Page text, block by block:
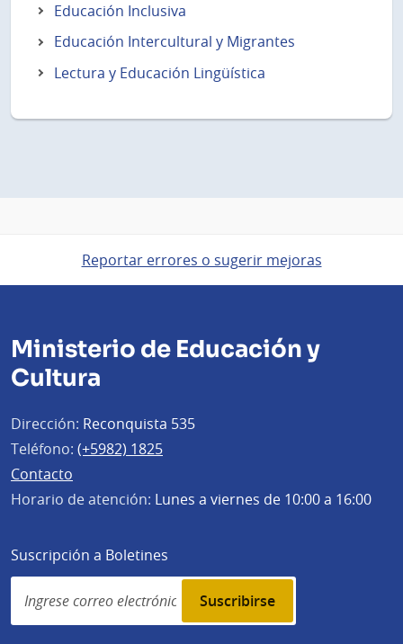
Educación Inclusiva
Educación Intercultural y Migrantes
Lectura y Educación Lingüística
Reportar errores o sugerir mejoras
Ministerio de Educación y
Cultura
Dirección: Reconquista 535
Teléfono: (+5982) 1825
Contacto
Horario de atención: Lunes a viernes de 10:00 a 16:00
Suscripción a Boletines
Simplenews
subscription